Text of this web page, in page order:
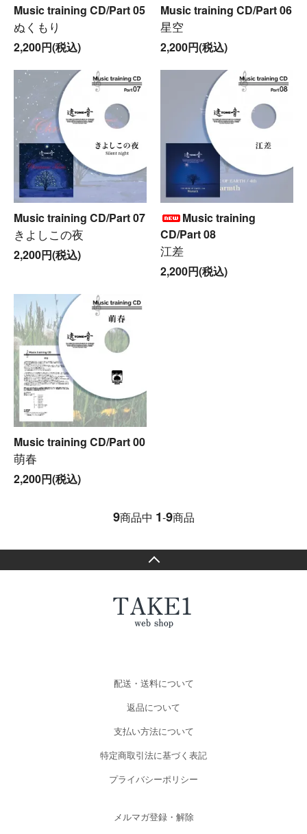
Music training CD/Part 05
ぬくもり
2,200円(税込)
Music training CD/Part 06
星空
2,200円(税込)
Music training CD/Part 07
きよしこの夜
2,200円(税込)
Music training
CD/Part 08
江差
2,200円(税込)
Music training CD/Part 00
萌春
2,200円(税込)
9商品中 1-9商品
配送・送料について
返品について
支払い方法について
特定商取引法に基づく表記
プライバシーポリシー
メルマガ登録・解除